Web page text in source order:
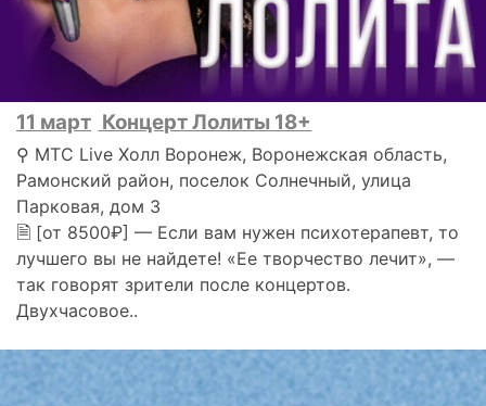
11 март Концерт Лолиты 18+
⚲ МТС Live Холл Воронеж, Воронежская область,
Рамонский район, поселок Солнечный, улица
Парковая, дом 3
🗎 [от 8500₽] — Если вам нужен психотерапевт, то
лучшего вы не найдете! «Ее творчество лечит», —
так говорят зрители после концертов.
Двухчасовое..